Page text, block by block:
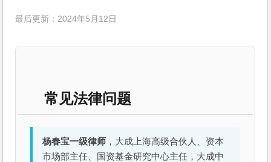
最后更新：2024年5月12日
常见法律问题
杨春宝一级律师 ，大成上海高级合伙人、资本
市场部主任、国资基金研究中心主任，大成中